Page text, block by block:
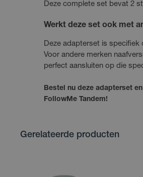
Deze complete set bevat 2
Werkt deze set ook met
Deze adapterset is specifiek
Voor andere merken
perfect aansluiten op die
Bestel nu deze adapterset
FollowMe Tandem!
Gerelateerde producten